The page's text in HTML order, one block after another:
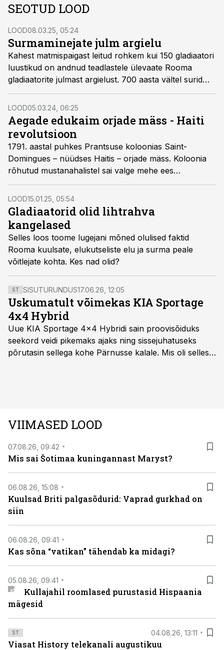
SEOTUD LOOD
LOOD08.03.25, 05:24
Surmaminejate julm argielu
Kahest matmispaigast leitud rohkem kui 150 gladiaatori
luustikud on andnud teadlastele ülevaate Rooma
gladiaatorite julmast argielust. 700 aasta vältel surid
orjastatud võitlejad roomlaste lõbustamiseks. Samal
ajal kui publik juubeldas, võitlesid need põlatud
meelelahutajad oma elu eest.
LOOD05.03.24, 06:25
Aegade edukaim orjade mäss - Haiti
revolutsioon
1791. aastal puhkes Prantsuse koloonias Saint-
Domingues – nüüdses Haitis – orjade mäss. Koloonia
rõhutud mustanahalistel sai valge mehe ees
kummardamisest villand. Ülestõus kujunes kõigi
aegade edukaimaks orjade mässuks.
LOOD15.01.25, 05:54
Gladiaatorid olid lihtrahva
kangelased
Selles loos toome lugejani mõned olulised faktid
Rooma kuulsate, elukutseliste elu ja surma peale
võitlejate kohta. Kes nad olid?
ST SISUTURUNDUS17.06.26, 12:05
Uskumatult võimekas KIA Sportage
4x4 Hybrid
Uue KIA Sportage 4x4 Hybridi sain proovisõiduks
seekord veidi pikemaks ajaks ning sissejuhatuseks
põrutasin sellega kohe Pärnusse kalale. Mis oli selles
VIIMASED LOOD
07.08.26, 09:42
Mis sai Šotimaa kuningannast Maryst?
06.08.26, 15:08
Kuulsad Briti palgasõdurid: Vaprad gurkhad on
siin
06.08.26, 09:41
Kas sõna “vatikan” tähendab ka midagi?
05.08.26, 09:41
Kullajahil roomlased purustasid Hispaania
mägesid
ST 04.08.26, 13:11
Viasat History telekanali augustikuu